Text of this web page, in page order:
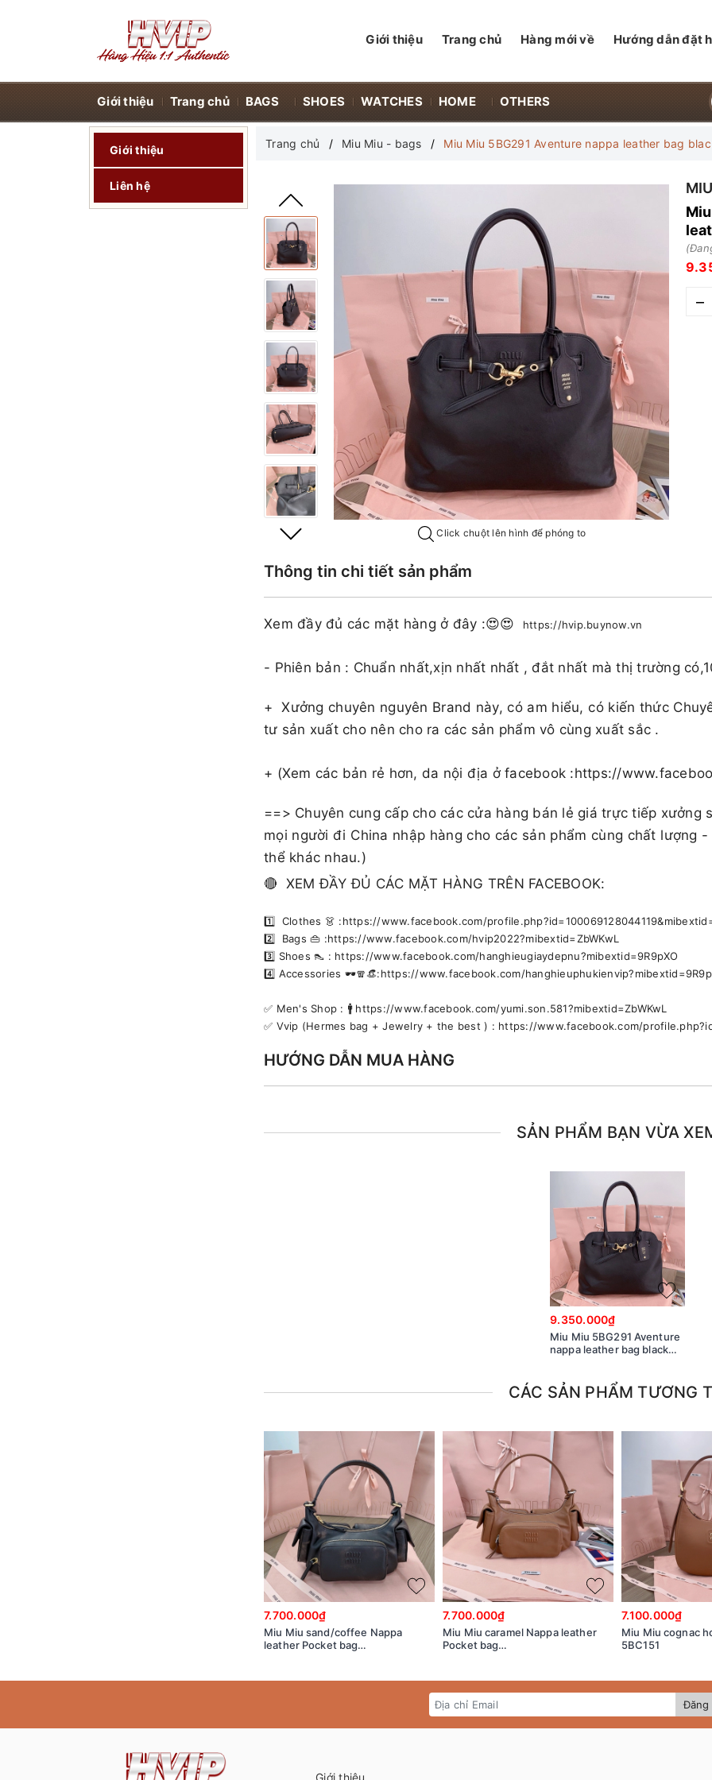
Giới thiệu Trang chủ Hàng mới về Hướng dẫn đặt
Giới thiệu Trang chủ BAGS SHOES WATCHES HOME OTHERS
Giới thiệu
Liên hệ
Trang chủ Miu Miu - bags Miu Miu 5BG291 Aventure nappa leather bag
Click chuột lên hình để phóng to
–
Thông tin chi tiết sản phẩm
Xem đầy đủ các mặt hàng ở đây :😍😍 https://hvip.buynow.vn
- Phiên bản : Chuẩn nhất,xịn nhất nhất , đắt nhất mà thị trường
+Xưởng chuyên nguyên Brand này, có am hiểu, có kiến thức
tư sản xuất cho nên cho ra các sản phẩm vô cùng xuất sắc .
+ (Xem các bản rẻ hơn, da nội địa ở facebook :https://
==> Chuyên cung cấp cho các cửa hàng bán lẻ giá trực tiếp xưởng
mọi người đi China nhập hàng cho các sản phẩm cùng chất lượng
thể khác nhau.)
🔴 XEM ĐẦY ĐỦ CÁC MẶT HÀNG TRÊN FACEBOOK:
1️⃣ Clothes 👗 :https://www.facebook.com/
2️⃣ Bags 👜 :https://www.facebook.com/hvip2022?mibextid=ZbWKwL
3️⃣ Shoes 👠 : https://www.facebook.com/hanghieugiaydepnu?mibextid=9R9pXO
4️⃣ Accessories 🕶🧣👒:https://www.facebook.com/
✅️ Men's Shop : 🚹 https://www.facebook.com/yumi.son.581?mibextid=ZbWKwL
✅️ Vvip (Hermes bag + Jewelry + the best ) : https://www.facebook.com/
HƯỚNG DẪN MUA HÀNG
SẢN PHẨM BẠN VỪA
9.350.000₫
Miu Miu 5BG291 Aventure
nappa leather bag black
CÁC SẢN PHẨM TƯƠNG
7.700.000₫
Miu Miu sand/coffee Nappa
leather Pocket bag
7.700.000₫
Miu Miu caramel Nappa leather
Pocket bag
7.100.000₫
Miu Miu cognac
5BC151
Đăng
Giới thiệu